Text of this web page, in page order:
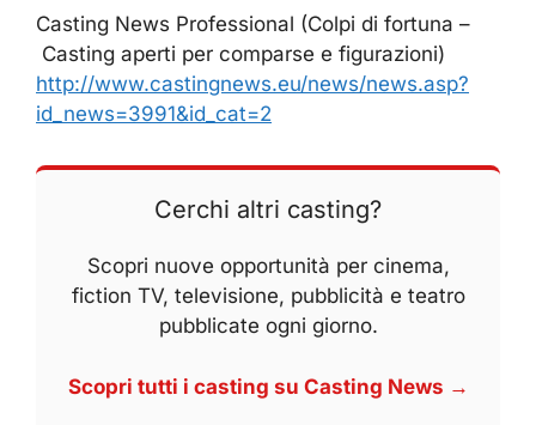
Casting News Professional (Colpi di fortuna –
Casting aperti per comparse e figurazioni)
http://www.castingnews.eu/news/news.asp?
id_news=3991&id_cat=2
Cerchi altri casting?
Scopri nuove opportunità per cinema,
fiction TV, televisione, pubblicità e teatro
pubblicate ogni giorno.
Scopri tutti i casting su Casting News →